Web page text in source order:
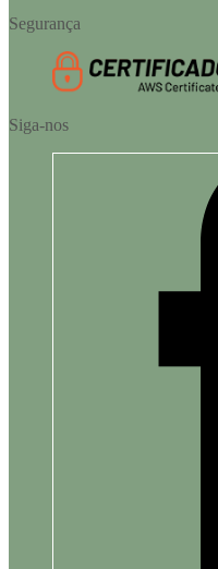
Segurança
Siga-nos